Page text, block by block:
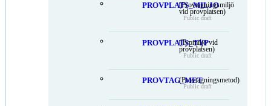
PROVPLATS_MILJO
(Provtagningsmiljö
vid provplatsen)
Public draft
PROVPLATS_TYP
(Typmiljö vid
provplatsen)
Public draft
PROVTAG_MET(Provtagningsmetod)
Public draft